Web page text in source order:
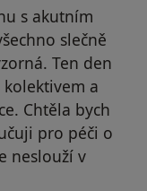
s akutním
slečně
Ten den
a
Chtěla bych
pro péči o
neslouží v